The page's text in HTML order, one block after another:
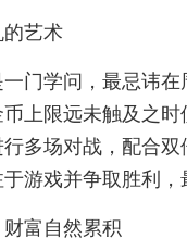
艺术
门学问，最忌讳
上限远未触及之
多场对战，配合
游戏并争取胜利，
富自然累积